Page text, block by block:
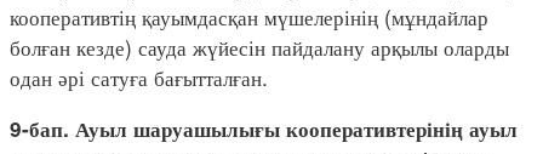
кооперативтің қауымдасқан мүшелерінің (мұндайлар
болған кезде) сауда жүйесін пайдалану арқылы оларды
одан әрі сатуға бағытталған.
9-бап. Ауыл шаруашылығы кооперативтерінің ауыл